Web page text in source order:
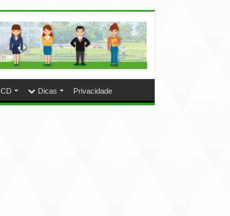
Dicas Privacidade